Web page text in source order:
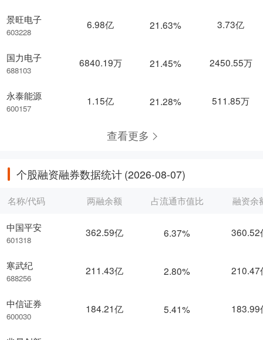
景旺电子
603228
国力电子
688103
永泰能源
600157
6.98亿 21.63% 3.73亿
6840.19万 21.45% 2450.55万
1.15亿 21.28% 511.85万
查看更多
个股融资融券数据统计 (2026-08-07)
名称/代码
中国平安
601318
寒武纪
688256
中信证券
600030
两融余额 占流通市值比 融资余
362.59亿 6.37% 360.52
211.43亿 2.80% 210.47
184.21亿 5.41% 183.99